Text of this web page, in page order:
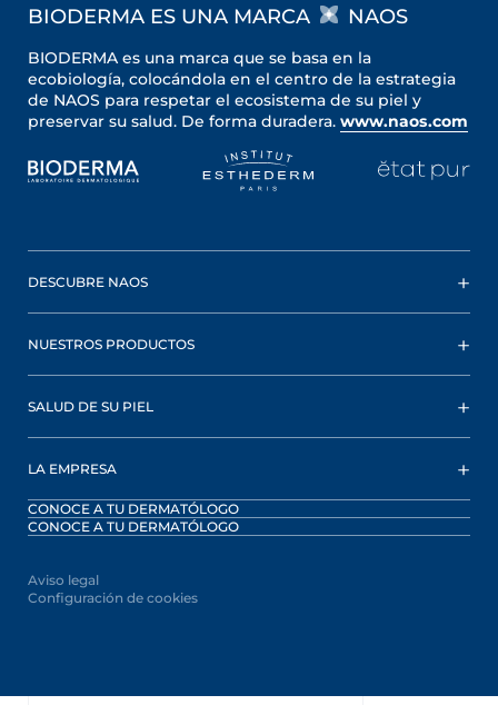
BIODERMA ES UNA MARCA NAOS
BIODERMA es una marca que se basa en la
ecobiología, colocándola en el centro de la estrategia
de NAOS para respetar el ecosistema de su piel y
preservar su salud. De forma duradera. www.naos.com
DESCUBRE NAOS
NUESTROS PRODUCTOS
SALUD DE SU PIEL
LA EMPRESA
CONOCE A TU DERMATÓLOGO
CONOCE A TU DERMATÓLOGO
Aviso legal
Configuración de cookies